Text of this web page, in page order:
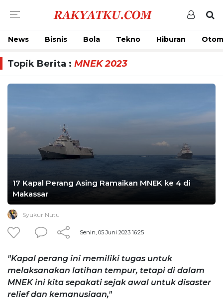
News Bisnis Bola Tekno Hiburan
Topik Berita : MNEK 2023
17 Kapal Perang Asing Ramaikan MNEK ke 4 di
Makassar
Syukur Nutu
Senin, 05 Juni 2023 16:25
"Kapal perang ini memiliki tugas untuk
melaksanakan latihan tempur, tetapi di dalam
MNEK ini kita sepakati sejak awal untuk disaster
relief dan kemanusiaan,"